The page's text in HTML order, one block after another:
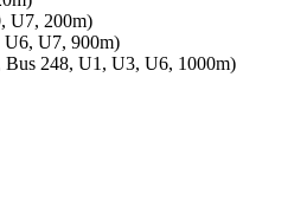
U7, 200m)
U7, 900m)
Bus 248, U1, U3, U6, 1000m)